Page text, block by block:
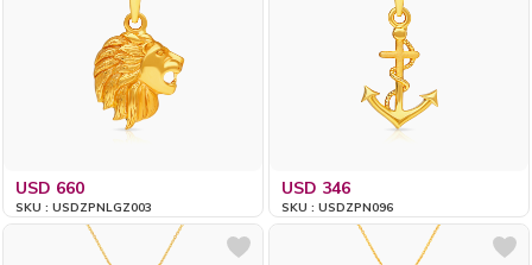
USD 660
SKU : USDZPNLGZ003
USD 346
SKU : USDZPN096